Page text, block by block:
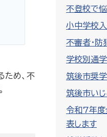
不登校で
小中学校入
不審者・防
学校別通
筑後市奨
筑後市い
令和7年度
表します
ため、不